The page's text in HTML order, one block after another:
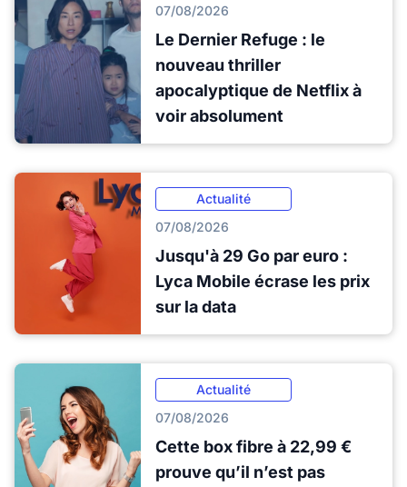
07/08/2026
Le Dernier Refuge : le
nouveau thriller
apocalyptique de Netflix à
voir absolument
Actualité
07/08/2026
Jusqu'à 29 Go par euro :
Lyca Mobile écrase les prix
sur la data
Actualité
07/08/2026
Cette box fibre à 22,99 €
prouve qu’il n’est pas